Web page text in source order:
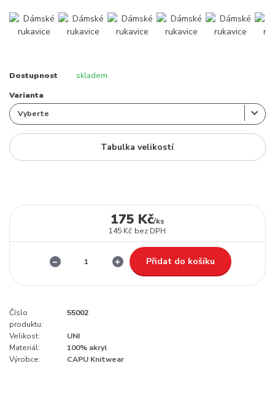
Dostupnost skladem
Varianta
Tabulka velikostí
175 Kč/ks
145 Kč bez DPH
Přidat do košíku
Číslo
produktu:
55002
Velikost:
UNI
Materiál:
100% akryl
Výrobce:
CAPU Knitwear